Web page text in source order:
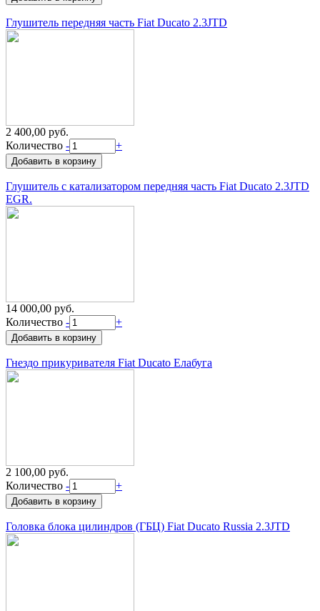
Глушитель передняя часть Fiat Ducato 2.3JTD
2 400,00 руб.
Количество - +
Глушитель с катализатором передняя часть Fiat Ducato 2.3JTD
EGR.
14 000,00 руб.
Количество - +
Гнездо прикуривателя Fiat Ducato Елабуга
2 100,00 руб.
Количество - +
Головка блока цилиндров (ГБЦ) Fiat Ducato Russia 2.3JTD